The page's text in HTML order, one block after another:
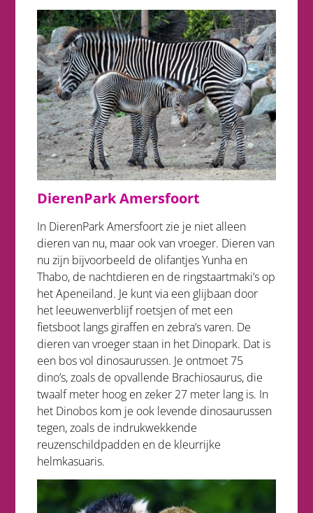
DierenPark Amersfoort
In DierenPark Amersfoort zie je niet alleen
dieren van nu, maar ook van vroeger. Dieren van
nu zijn bijvoorbeeld de olifantjes Yunha en
Thabo, de nachtdieren en de ringstaartmaki’s op
het Apeneiland. Je kunt via een glijbaan door
het leeuwenverblijf roetsjen of met een
fietsboot langs giraffen en zebra’s varen. De
dieren van vroeger staan in het Dinopark. Dat is
een bos vol dinosaurussen. Je ontmoet 75
dino’s, zoals de opvallende Brachiosaurus, die
twaalf meter hoog en zeker 27 meter lang is. In
het Dinobos kom je ook levende dinosaurussen
tegen, zoals de indrukwekkende
reuzenschildpadden en de kleurrijke
helmkasuaris.